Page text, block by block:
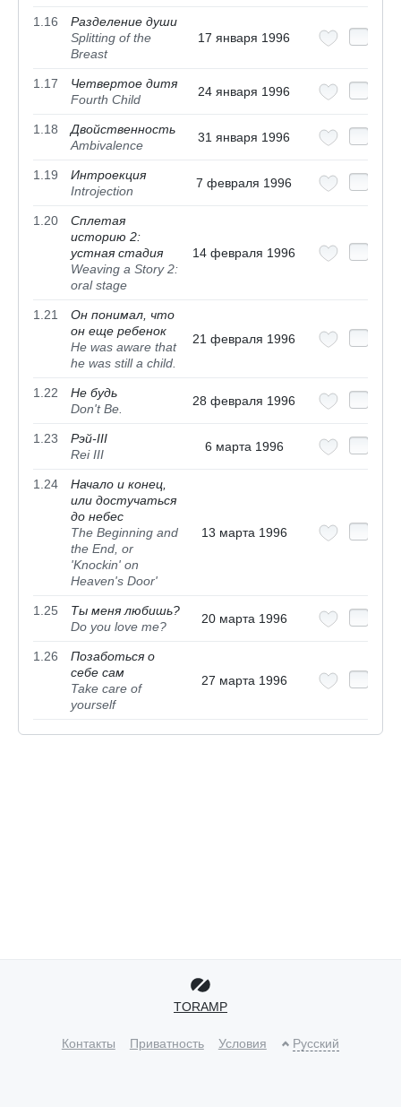
1.16
Разделение души
Splitting of the
Breast
17 января 1996
1.17
Четвертое дитя
Fourth Child
24 января 1996
1.18
Двойственность
Ambivalence
31 января 1996
1.19
Интроекция
Introjection
7 февраля 1996
1.20
Сплетая
историю 2:
устная стадия
Weaving a Story 2:
oral stage
14 февраля 1996
1.21
Он понимал, что
он еще ребенок
He was aware that
he was still a child.
21 февраля 1996
1.22
Не будь
Don't Be.
28 февраля 1996
1.23
Рэй-III
Rei III
6 марта 1996
1.24
Начало и конец,
или достучаться
до небес
The Beginning and
the End, or
'Knockin' on
Heaven's Door'
13 марта 1996
1.25
Ты меня любишь?
Do you love me?
20 марта 1996
1.26
Позаботься о
себе сам
Take care of
yourself
27 марта 1996
TORAMP
Контакты Приватность Условия Русский